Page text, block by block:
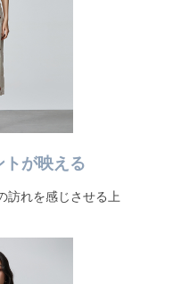
トが映える
訪れを感じさせる上